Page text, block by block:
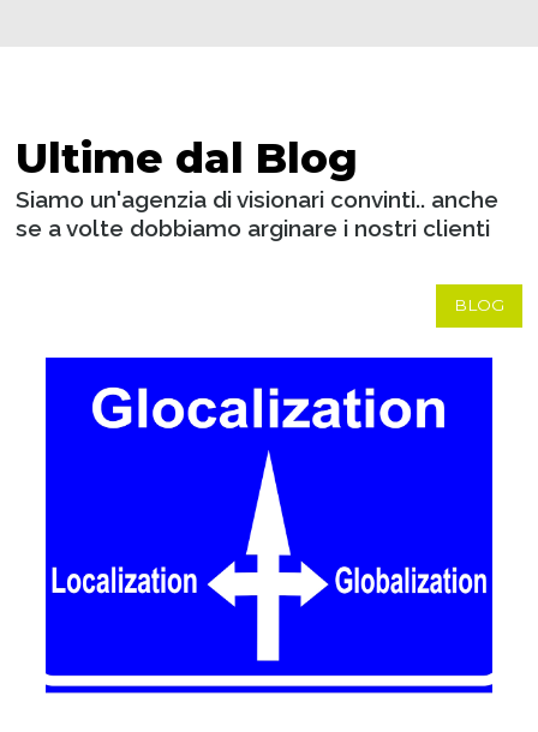
Ultime dal Blog
Siamo un'agenzia di visionari convinti.. anche
se a volte dobbiamo arginare i nostri clienti
BLOG